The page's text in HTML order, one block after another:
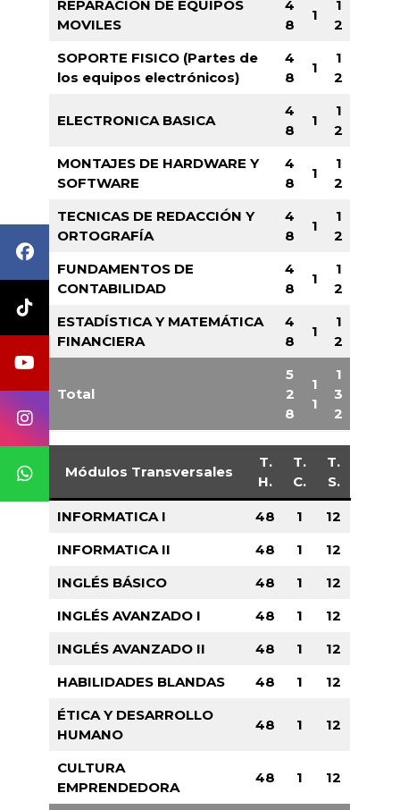
REPARACION DE EQUIPOS
MOVILES
4
8
1
1
2
SOPORTE FISICO (Partes de
los equipos electrónicos)
4
8
1
1
2
ELECTRONICA BASICA
4
8
1
1
2
MONTAJES DE HARDWARE Y
SOFTWARE
4
8
1
1
2
TECNICAS DE REDACCIÓN Y
ORTOGRAFÍA
4
8
1
1
2
FUNDAMENTOS DE
CONTABILIDAD
4
8
1
1
2
ESTADÍSTICA Y MATEMÁTICA
FINANCIERA
4
8
1
1
2
Total
5
2
8
1
1
1
3
2
Módulos Transversales
T.
H.
T.
C.
T.
S.
INFORMATICA I 48 1
12
INFORMATICA II
48 1
12
INGLÉS BÁSICO
48 1
12
INGLÉS AVANZADO I
48 1
12
INGLÉS AVANZADO II
48 1
12
HABILIDADES BLANDAS
48 1
12
ÉTICA Y DESARROLLO
HUMANO
48 1 12
CULTURA
EMPRENDEDORA
48 1 12